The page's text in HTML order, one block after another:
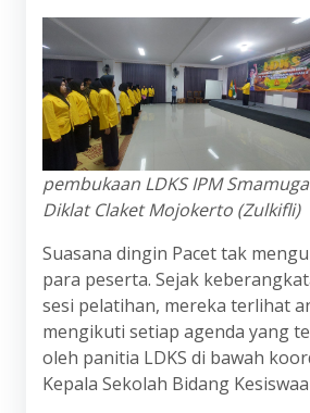
pembukaan LDKS IPM
Diklat Claket Mojokerto (Zulkifli)
Suasana dingin Pacet tak
para peserta. Sejak
sesi pelatihan, mereka terlihat
mengikuti setiap agenda yang
oleh panitia LDKS di bawah
Kepala Sekolah Bidang